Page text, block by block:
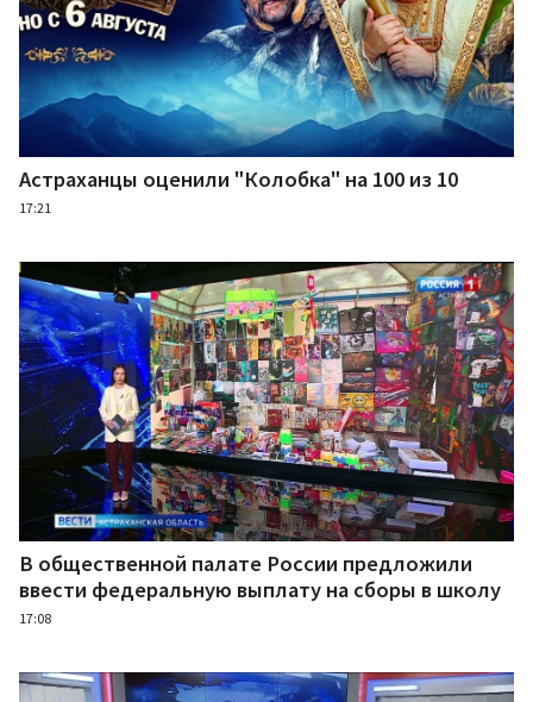
Астраханцы оценили "Колобка" на 100 из 10
17:21
В общественной палате России предложили
ввести федеральную выплату на сборы в школу
17:08